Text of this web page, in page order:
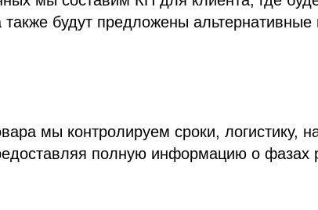
также будут предложены альтернативные
мы контролируем сроки, логистику,
полную информацию о фазах